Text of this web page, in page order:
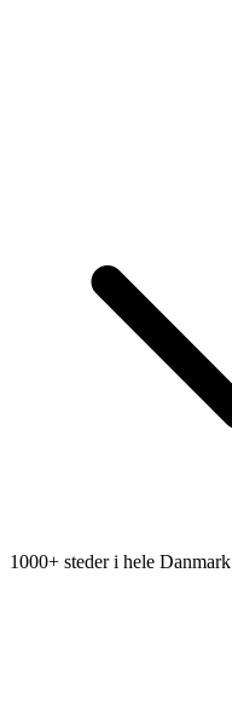
1000+ steder i hele Danmark